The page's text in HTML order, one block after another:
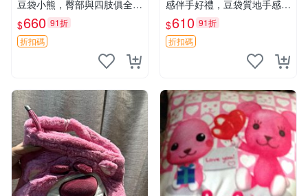
豆袋小熊，臀部與四肢俱全，
坐高11公分，附原盒與吊牌
收藏。藍鼻子小熊，值得擁有
玩具 憶熊
$660 91折
折扣碼
感伴手好禮，豆袋質地手感
佳，抱枕小熊 recom 推薦 白
色豆袋 玩具
$610 91折
折扣碼